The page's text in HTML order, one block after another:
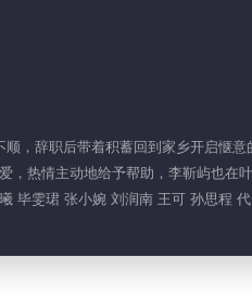
顺，辞职后带着积蓄回到家乡开启惬
，热情主动地给予帮助，李靳屿也在
毕雯珺 张小婉 刘润南 王可 孙思程